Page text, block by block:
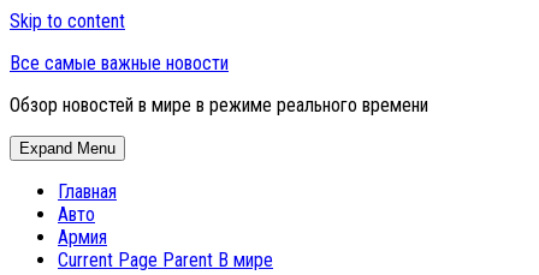
Skip to content
Все самые важные новости
Обзор новостей в мире в режиме реального времени
Expand Menu
Главная
Авто
Армия
Current Page Parent В мире